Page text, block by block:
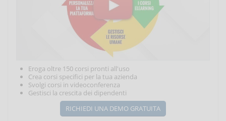
Eroga oltre 150 corsi pronti all'uso
Crea corsi specifici per la tua azienda
Svolgi corsi in videoconferenza
Gestisci la crescita dei dipendenti
RICHIEDI UNA DEMO GRATUITA